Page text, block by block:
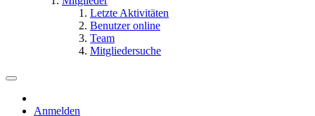
Letzte Aktivitäten
Benutzer online
Team
Mitgliedersuche
Anmelden